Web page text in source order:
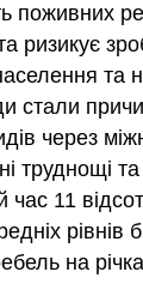
поживних
ризикує
та
стали
через
та
11
рівнів
на